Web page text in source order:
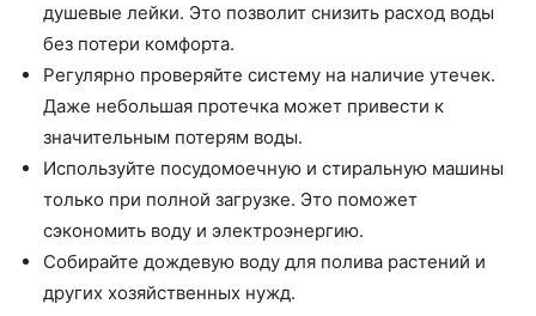
душевые лейки. Это позволит снизить расход воды
без потери комфорта.
Регулярно проверяйте систему на наличие утечек.
Даже небольшая протечка может привести к
значительным потерям воды.
Используйте посудомоечную и стиральную машины
только при полной загрузке. Это поможет
сэкономить воду и электроэнергию.
Собирайте дождевую воду для полива растений и
других хозяйственных нужд.